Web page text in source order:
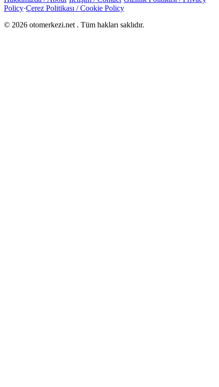
Policy·Çerez Politikası / Cookie Policy
© 2026 otomerkezi.net . Tüm hakları saklıdır.